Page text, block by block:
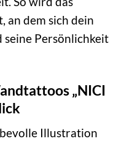
an dem sich dein
Persönlichkeit
„NICI
Illustration